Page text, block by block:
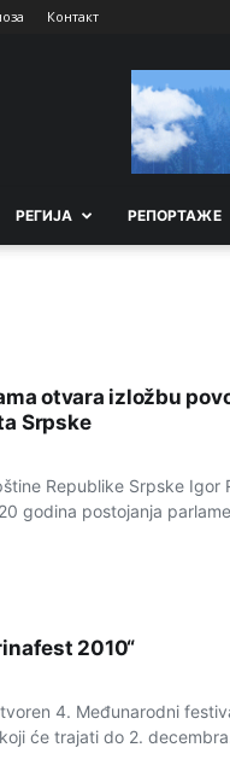
Контакт
РEГИЈА РEПОРТАЖE
otvara izložbu
Srpske
Republike Srpske Igor
godina postojanja
2010“
4. Međunarodni
će trajati do 2.